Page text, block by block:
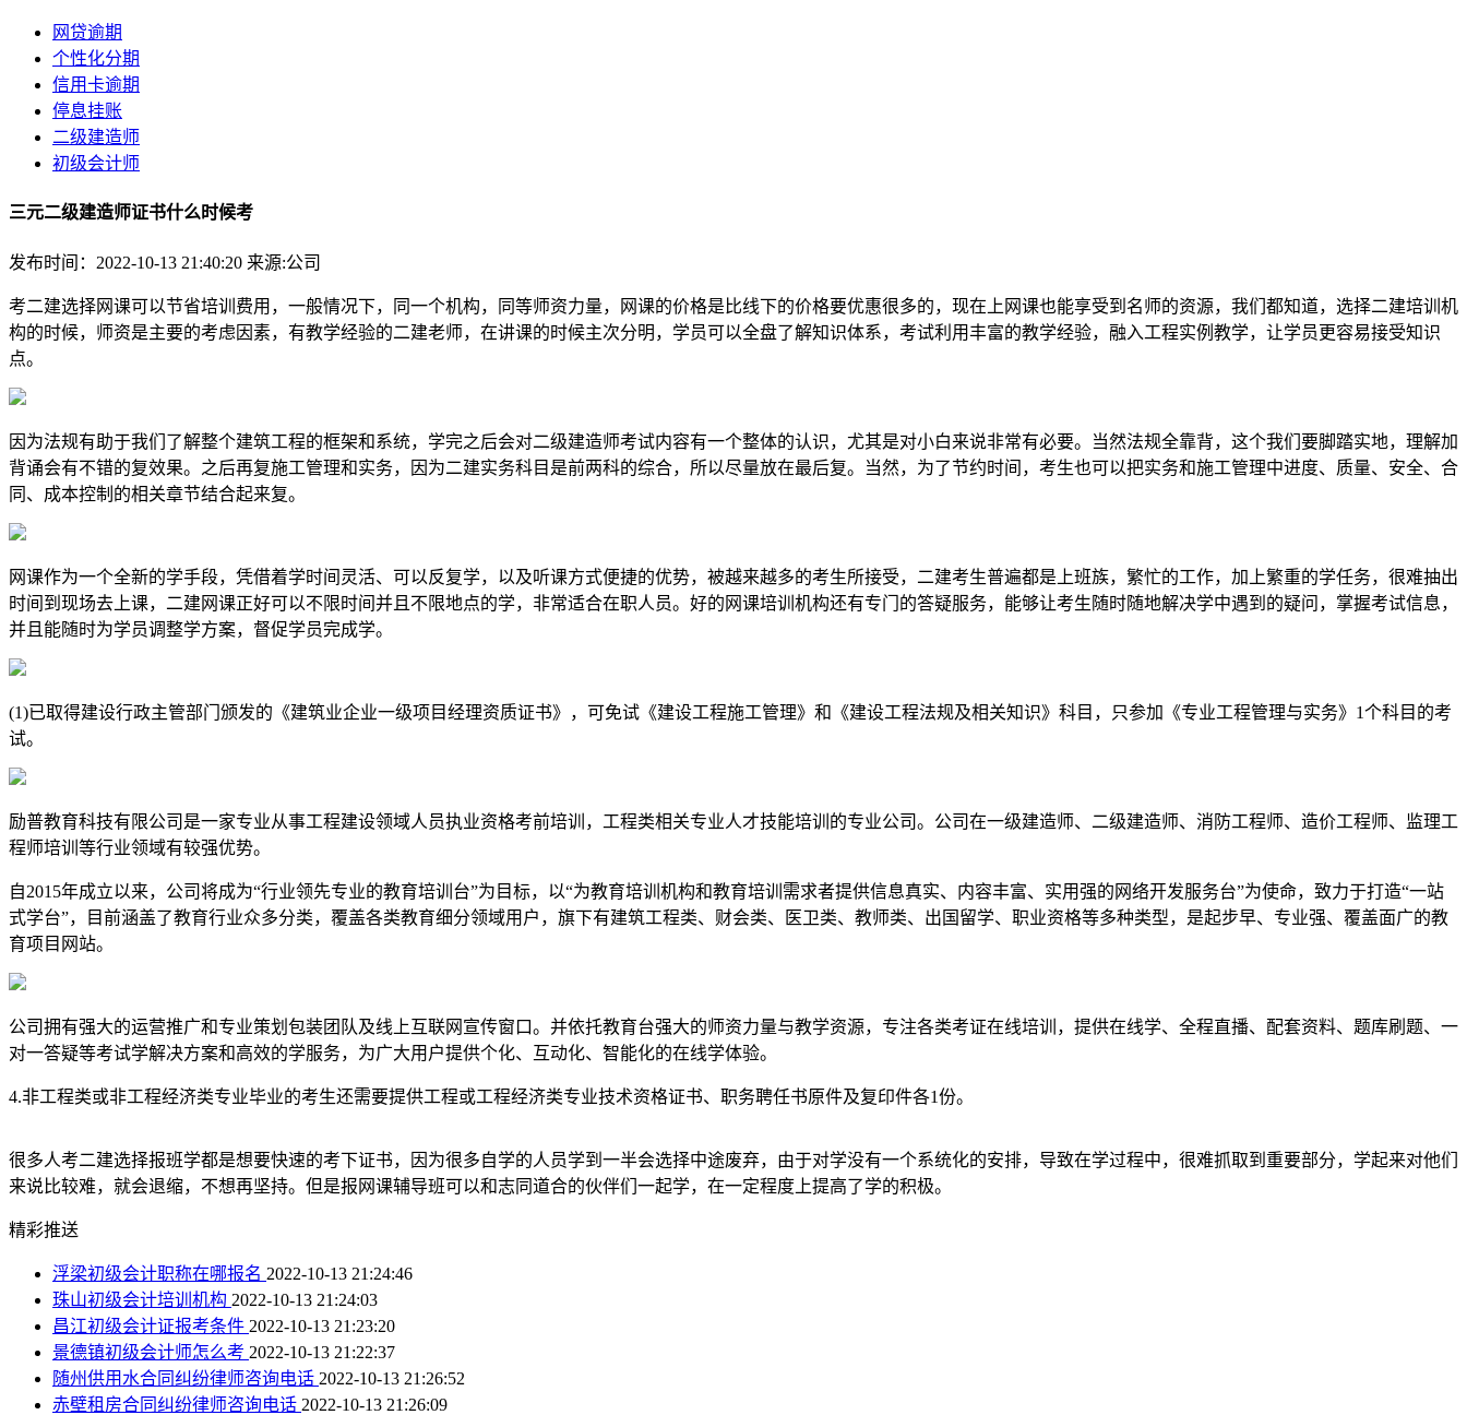
网贷逾期
个性化分期
信用卡逾期
停息挂账
二级建造师
初级会计师
三元二级建造师证书什么时候考
发布时间：2022-10-13 21:40:20 来源:公司
考二建选择网课可以节省培训费用，一般情况下，同一个机构，同等师资力量，网课的价格是比线下的价格要优惠很多的，现在上网课也能享受到名师的资源，我们都知道，选择二建培训机
构的时候，师资是主要的考虑因素，有教学经验的二建老师，在讲课的时候主次分明，学员可以全盘了解知识体系，考试利用丰富的教学经验，融入工程实例教学，让学员更容易接受知识
点。
因为法规有助于我们了解整个建筑工程的框架和系统，学完之后会对二级建造师考试内容有一个整体的认识，尤其是对小白来说非常有必要。当然法规全靠背，这个我们要脚踏实地，理解加
背诵会有不错的复效果。之后再复施工管理和实务，因为二建实务科目是前两科的综合，所以尽量放在最后复。当然，为了节约时间，考生也可以把实务和施工管理中进度、质量、安全、合
同、成本控制的相关章节结合起来复。
网课作为一个全新的学手段，凭借着学时间灵活、可以反复学，以及听课方式便捷的优势，被越来越多的考生所接受，二建考生普遍都是上班族，繁忙的工作，加上繁重的学任务，很难抽出
时间到现场去上课，二建网课正好可以不限时间并且不限地点的学，非常适合在职人员。好的网课培训机构还有专门的答疑服务，能够让考生随时随地解决学中遇到的疑问，掌握考试信息，
并且能随时为学员调整学方案，督促学员完成学。
(1)已取得建设行政主管部门颁发的《建筑业企业一级项目经理资质证书》，可免试《建设工程施工管理》和《建设工程法规及相关知识》科目，只参加《专业工程管理与实务》1个科目的考
试。
励普教育科技有限公司是一家专业从事工程建设领域人员执业资格考前培训，工程类相关专业人才技能培训的专业公司。公司在一级建造师、二级建造师、消防工程师、造价工程师、监理工
程师培训等行业领域有较强优势。
自2015年成立以来，公司将成为“行业领先专业的教育培训台”为目标，以“为教育培训机构和教育培训需求者提供信息真实、内容丰富、实用强的网络开发服务台”为使命，致力于打造“一站
式学台”，目前涵盖了教育行业众多分类，覆盖各类教育细分领域用户，旗下有建筑工程类、财会类、医卫类、教师类、出国留学、职业资格等多种类型，是起步早、专业强、覆盖面广的教
育项目网站。
公司拥有强大的运营推广和专业策划包装团队及线上互联网宣传窗口。并依托教育台强大的师资力量与教学资源，专注各类考证在线培训，提供在线学、全程直播、配套资料、题库刷题、一
对一答疑等考试学解决方案和高效的学服务，为广大用户提供个化、互动化、智能化的在线学体验。
4.非工程类或非工程经济类专业毕业的考生还需要提供工程或工程经济类专业技术资格证书、职务聘任书原件及复印件各1份。
很多人考二建选择报班学都是想要快速的考下证书，因为很多自学的人员学到一半会选择中途废弃，由于对学没有一个系统化的安排，导致在学过程中，很难抓取到重要部分，学起来对他们
来说比较难，就会退缩，不想再坚持。但是报网课辅导班可以和志同道合的伙伴们一起学，在一定程度上提高了学的积极。
精彩推送
浮梁初级会计职称在哪报名 2022-10-13 21:24:46
珠山初级会计培训机构 2022-10-13 21:24:03
昌江初级会计证报考条件 2022-10-13 21:23:20
景德镇初级会计师怎么考 2022-10-13 21:22:37
随州供用水合同纠纷律师咨询电话 2022-10-13 21:26:52
赤壁租房合同纠纷律师咨询电话 2022-10-13 21:26:09